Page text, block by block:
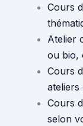
Cours
Atelier
ou bio,
Cours
Cours
selon